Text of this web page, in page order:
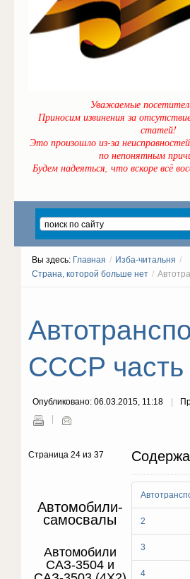
Уважаемые
Приносим извинения за
статей!
Это произошло из-за
по непонятным
Будем надеяться, что вскоре всё
Вы здесь: Главная / Изба-читальня /
Страна, которой больше нет /
СССР часть
Опубликовано: 06.03.2015, 11:18
2
3
4
Страница 24 из 37
Автомобили-
самосвалы
Автомобили
САЗ-3504 и